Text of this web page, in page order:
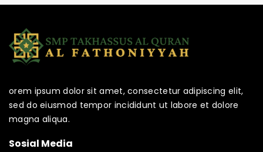
orem ipsum dolor sit amet, consectetur adipiscing elit,
sed do eiusmod tempor incididunt ut labore et dolore
magna aliqua.
Sosial Media